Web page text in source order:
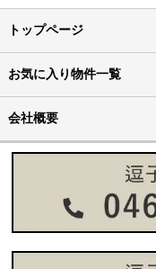
トップページ
お気に入り物件一覧
会社概要